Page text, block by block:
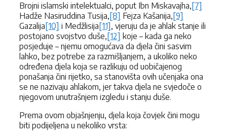
Brojni islamski intelektualci, poput Ibn Miskavajha, [7]
Hadže Nasiruddina Tusija, [8] Fejza Kašanija, [9]
Gazalija [10] i Medžlisija [11] , vjeruju da je ahlak stanje ili
postojano svojstvo duše, [12] koje – kada ga neko
posjeduje – njemu omogućava da djela čini sasvim
lahko, bez potrebe za razmišljanjem, a ukoliko neko
određena djela koja se razlikuju od uobičajenog
ponašanja čini rijetko, sa stanovišta ovih učenjaka ona
se ne nazivaju ahlakom, jer takva djela ne svjedoče o
njegovom unutrašnjem izgledu i stanju duše.
Prema ovom objašnjenju, djela koja čovjek čini mogu
biti podijeljena u nekoliko vrsta: